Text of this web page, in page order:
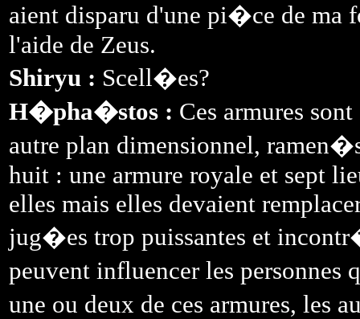
aient disparu d'une pi�ce de ma
l'aide de Zeus.
Shiryu : Scell�es?
H�pha�stos : Ces armures
autre plan dimensionnel,
huit : une armure royale et sept
elles mais elles devaient
jug�es trop puissantes et
peuvent influencer les
une ou deux de ces armures, les